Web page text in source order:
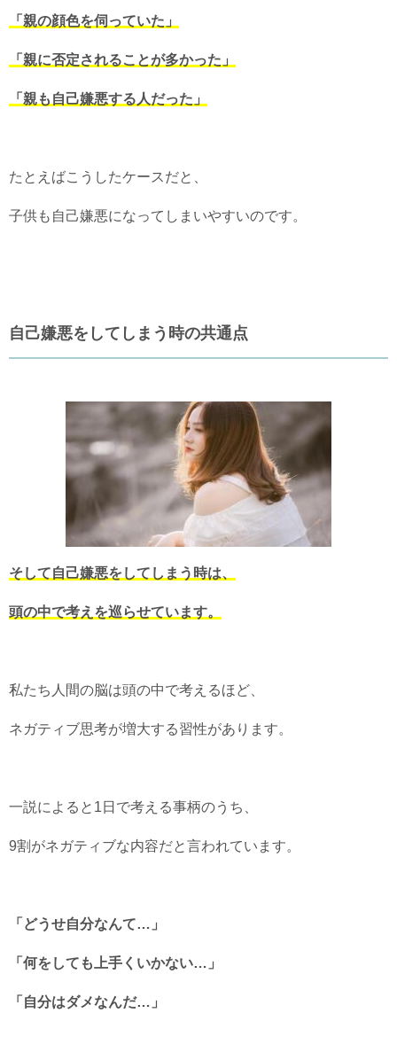
「親の顔色を伺っていた」
「親に否定されることが多かった」
「親も自己嫌悪する人だった」
たとえばこうしたケースだと、
子供も自己嫌悪になってしまいやすいのです。
自己嫌悪をしてしまう時の共通点
そして自己嫌悪をしてしまう時は、
頭の中で考えを巡らせています。
私たち人間の脳は頭の中で考えるほど、
ネガティブ思考が増大する習性があります。
一説によると1日で考える事柄のうち、
9割がネガティブな内容だと言われています。
「どうせ自分なんて…」
「何をしても上手くいかない…」
「自分はダメなんだ…」